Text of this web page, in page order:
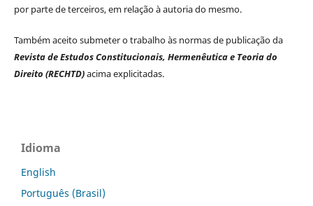
por parte de terceiros, em relação à autoria do mesmo.
Também aceito submeter o trabalho às normas de publicação da
Revista de Estudos Constitucionais, Hermenêutica e Teoria do
Direito (RECHTD)acima explicitadas.
Idioma
English
Português (Brasil)